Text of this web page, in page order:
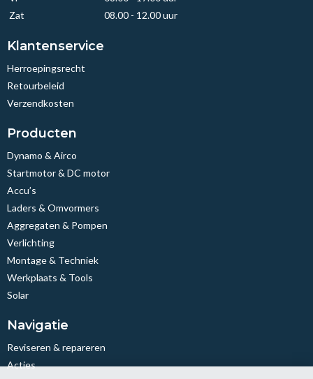
Zat
08.00 - 12.00 uur
Klantenservice
Herroepingsrecht
Retourbeleid
Verzendkosten
Producten
Dynamo & Airco
Startmotor & DC motor
Accu’s
Laders & Omvormers
Aggregaten & Pompen
Verlichting
Montage & Techniek
Werkplaats & Tools
Solar
Navigatie
Reviseren & repareren
Acties